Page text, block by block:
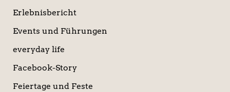
Erlebnisbericht
Events und Führungen
everyday life
Facebook-Story
Feiertage und Feste